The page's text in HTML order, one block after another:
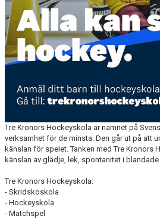
Tre Kronors Hockeyskola är namnet på
verksamhet för de minsta. Den går ut på att
känslan för spelet. Tanken med Tre Kronors
känslan av glädje, lek, spontanitet i blandade
Tre Kronors Hockeyskola:
- Skridskoskola
- Hockeyskola
- Matchspel